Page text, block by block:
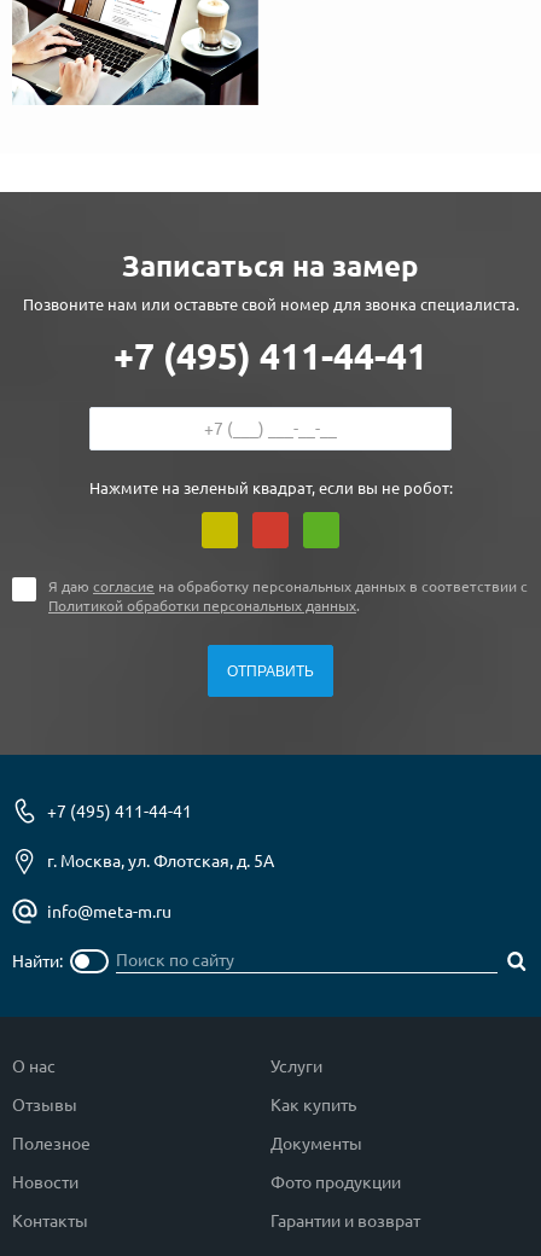
Записаться на замер
Позвоните нам или оставьте свой номер для звонка специалиста.
+7 (495) 411-44-41
Нажмите на зеленый квадрат, если вы не робот:
Я даю согласие на обработку персональных данных в соответствии с
Политикой обработки персональных данных.
+7 (495) 411-44-41
г. Москва, ул. Флотская, д. 5А
info@meta-m.ru
Найти:
О нас
Отзывы
Полезное
Новости
Контакты
Услуги
Как купить
Документы
Фото продукции
Гарантии и возврат